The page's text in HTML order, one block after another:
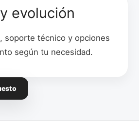
evolución
soporte técnico y opciones
según tu necesidad.